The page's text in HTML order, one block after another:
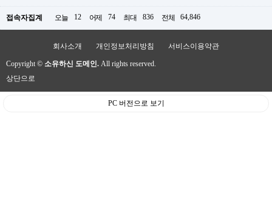
접속자집계 오늘 12 어제 74 최대 836 전체 64,846
회사소개 개인정보처리방침 서비스이용약관
Copyright © 소유하신 도메인. All rights reserved.
상단으로
PC 버전으로 보기